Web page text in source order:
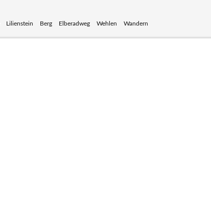
Lilienstein Berg Elberadweg Wehlen Wandern